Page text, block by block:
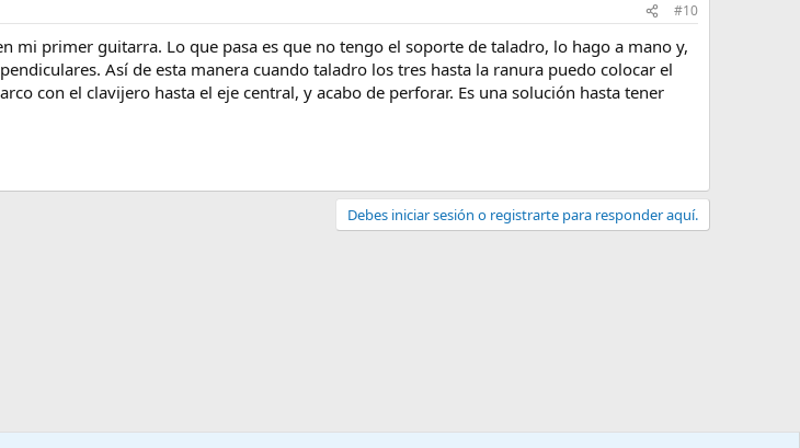
#10
mi primer guitarra. Lo que pasa es que no tengo el soporte de taladro, lo hago a mano y,
Así de esta manera cuando taladro los tres hasta la ranura puedo colocar el
con el clavijero hasta el eje central, y acabo de perforar. Es una solución hasta tener
Debes iniciar sesión o registrarte para responder aquí.